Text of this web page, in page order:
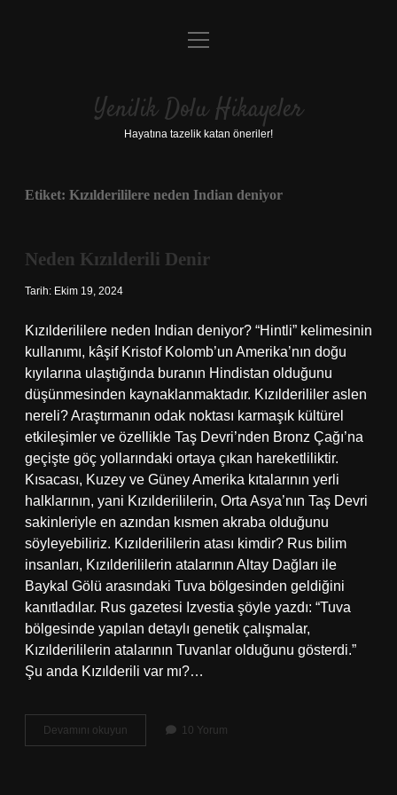
Anasayfa
Yasal Uyarı
menüyü
Yenilik Dolu Hikayeler
Hayatına tazelik katan öneriler!
Etiket: Kızılderililere neden Indian deniyor
Neden Kızılderili Denir
Tarih: Ekim 19, 2024
Kızılderililere neden Indian deniyor? “Hintli” kelimesinin
kullanımı, kâşif Kristof Kolomb’un Amerika’nın doğu
kıyılarına ulaştığında buranın Hindistan olduğunu
düşünmesinden kaynaklanmaktadır. Kızılderililer aslen
nereli? Araştırmanın odak noktası karmaşık kültürel
etkileşimler ve özellikle Taş Devri’nden Bronz Çağı’na
geçişte göç yollarındaki ortaya çıkan hareketliliktir.
Kısacası, Kuzey ve Güney Amerika kıtalarının yerli
halklarının, yani Kızılderililerin, Orta Asya’nın Taş Devri
sakinleriyle en azından kısmen akraba olduğunu
söyleyebiliriz. Kızılderililerin atası kimdir? Rus bilim
insanları, Kızılderililerin atalarının Altay Dağları ile
Baykal Gölü arasındaki Tuva bölgesinden geldiğini
kanıtladılar. Rus gazetesi Izvestia şöyle yazdı: “Tuva
bölgesinde yapılan detaylı genetik çalışmalar,
Kızılderililerin atalarının Tuvanlar olduğunu gösterdi.”
Şu anda Kızılderili var mı?…
Devamını okuyun
Kızılderili
10 Yorum